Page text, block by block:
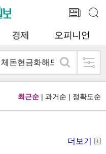
경제 오피니언